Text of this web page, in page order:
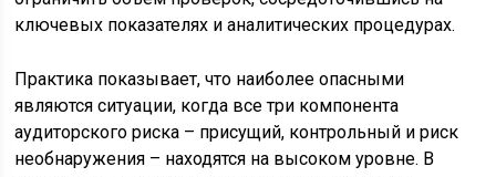
ключевых показателях и аналитических процедурах.
Практика показывает, что наиболее опасными
являются ситуации, когда все три компонента
аудиторского риска – присущий, контрольный и риск
необнаружения – находятся на высоком уровне. В